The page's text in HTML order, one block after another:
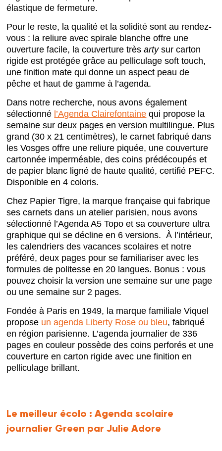
élastique de fermeture.
Pour le reste, la qualité et la solidité sont au rendez-
vous : la reliure avec spirale blanche offre une
ouverture facile, la couverture trèsartysur carton
rigide est protégée grâce au pelliculage soft touch,
une finition mate qui donne un aspect peau de
pêche et haut de gamme à l’agenda.
Dans notre recherche, nous avons également
sélectionné l’Agenda Clairefontaine qui propose la
semaine sur deux pages en version multilingue. Plus
grand (30 x 21 centimètres), le carnet fabriqué dans
les Vosges offre une reliure piquée, une couverture
cartonnée imperméable, des coins prédécoupés et
de papier blanc ligné de haute qualité, certifié PEFC.
Disponible en 4 coloris.
Chez Papier Tigre, la marque française qui fabrique
ses carnets dans un atelier parisien, nous avons
sélectionné l’Agenda A5 Topo et sa couverture ultra
graphique qui se décline en 6 versions. À l’intérieur,
les calendriers des vacances scolaires et notre
préféré, deux pages pour se familiariser avec les
formules de politesse en 20 langues. Bonus : vous
pouvez choisir la version une semaine sur une page
ou une semaine sur 2 pages.
Fondée à Paris en 1949, la marque familiale Viquel
propose un agenda Liberty Rose ou bleu, fabriqué
en région parisienne. L’agenda journalier de 336
pages en couleur possède des coins perforés et une
couverture en carton rigideavec une finition en
pelliculage brillant.
Le meilleur écolo :Agenda scolaire
journalier Green par Julie Adore